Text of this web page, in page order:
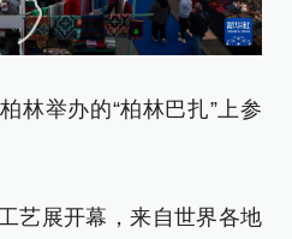
林举办的“柏林巴扎”上参
艺展开幕，来自世界各地